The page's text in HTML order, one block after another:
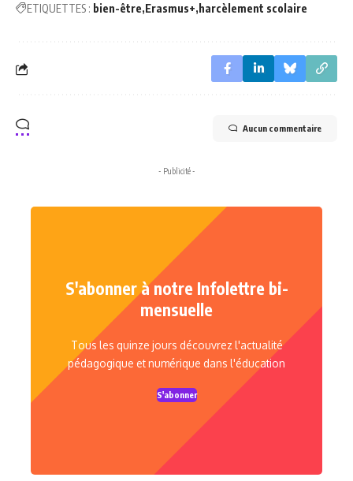
ETIQUETTES : bien-être Erasmus+ harcèlement scolaire
Aucun commentaire
- Publicité -
S'abonner à notre Infolettre bi-
mensuelle
Tous les quinze jours découvrez l'actualité
pédagogique et numérique dans l'éducation
S'abonner